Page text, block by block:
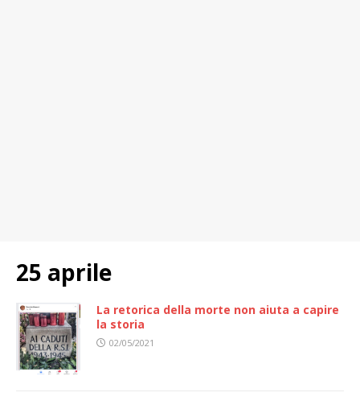
25 aprile
La retorica della morte non aiuta a capire
la storia
02/05/2021